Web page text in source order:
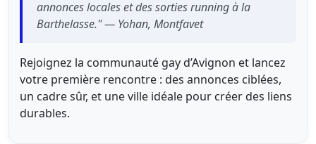
annonces locales et des sorties running à la
Barthelasse." — Yohan, Montfavet
Rejoignez la communauté gay d’Avignon et lancez
votre première rencontre : des annonces ciblées,
un cadre sûr, et une ville idéale pour créer des liens
durables.